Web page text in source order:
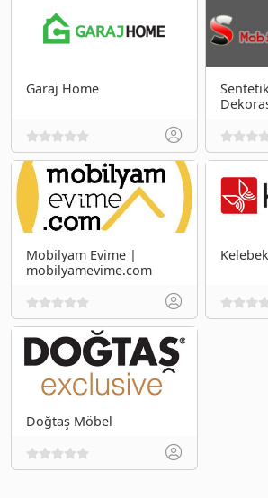
Garaj Home
Mobilyam Evime |
mobilyamevime.com
Doğtaş Möbel